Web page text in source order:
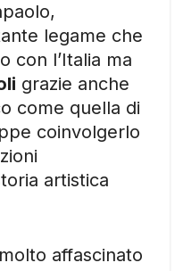
legame che
con l’Italia ma
grazie anche
come quella di
coinvolgerlo
artistica
affascinato